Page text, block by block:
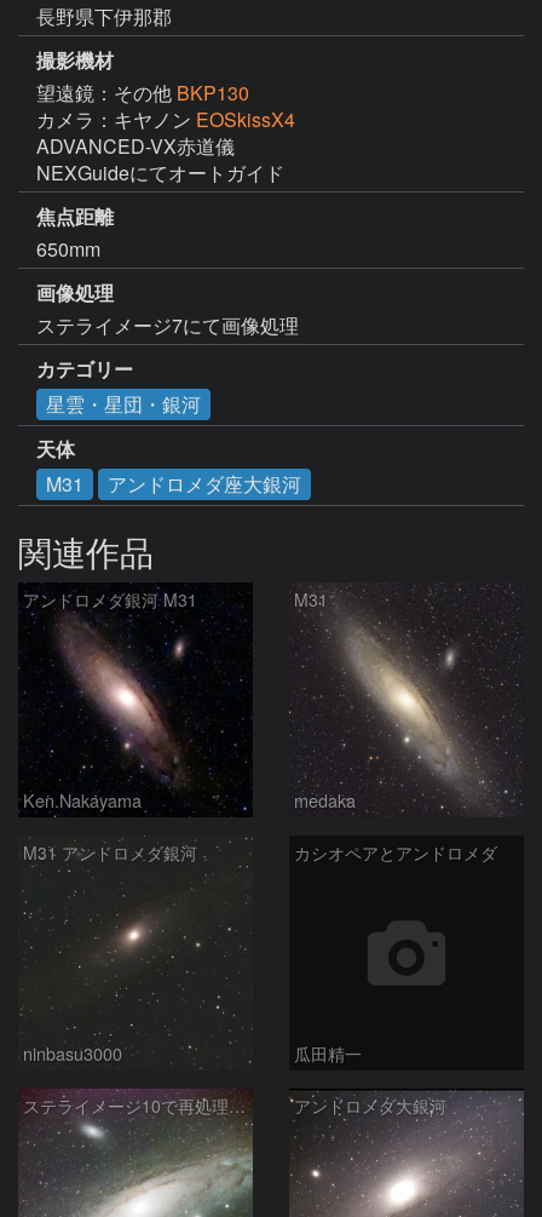
長野県下伊那郡
撮影機材
望遠鏡：その他 BKP130
カメラ：キヤノン EOSkissX4
ADVANCED-VX赤道儀
NEXGuideにてオートガイド
焦点距離
650mm
画像処理
ステライメージ7にて画像処理
カテゴリー
星雲・星団・銀河
天体
M31
アンドロメダ座大銀河
関連作品
アンドロメダ銀河 M31
Ken.Nakayama
M31
medaka
M31 アンドロメダ銀河
ninbasu3000
カシオペアとアンドロメダ
瓜田精一
ステライメージ10で再処理したM31 アンドロメダ大銀河